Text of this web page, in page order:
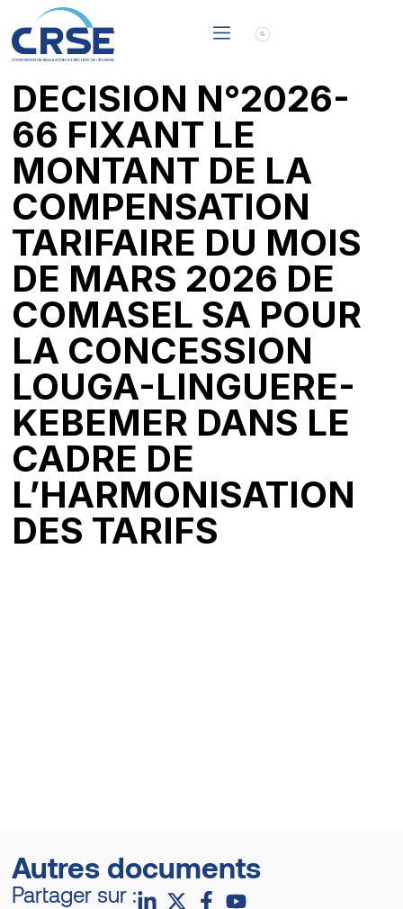
DECISION N°2026-
66 FIXANT LE
MONTANT DE LA
COMPENSATION
TARIFAIRE DU MOIS
DE MARS 2026 DE
COMASEL SA POUR
LA CONCESSION
LOUGA-LINGUERE-
KEBEMER DANS LE
CADRE DE
L’HARMONISATION
DES TARIFS
Autres documents
Partager sur :